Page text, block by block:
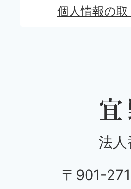
個人情報の
法
〒901-